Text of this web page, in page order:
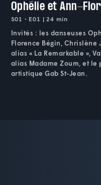
Ophélie et Ann-
S01 • E01 | 24 min
Invités : les danseuses
Florence Bégin, Chrislène
alias « La Remarkable »,
alias Madame Zoum, et le
artistique Gab St-Jean.